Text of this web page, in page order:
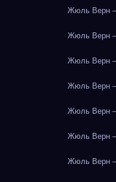
Жюль Верн
Жюль Верн
Жюль Верн
Жюль Верн
Жюль Верн
Жюль Верн
Жюль Верн